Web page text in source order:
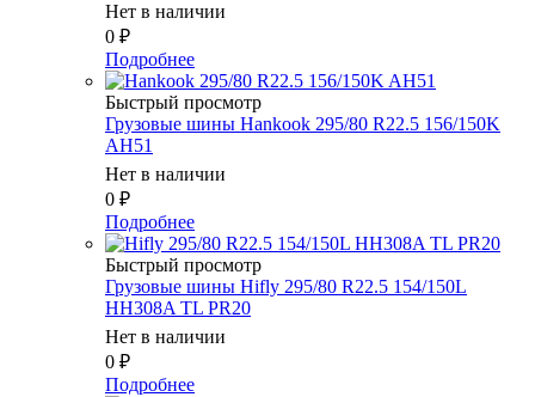
Нет в наличии
0 ₽
Подробнее
Быстрый просмотр
Грузовые шины Hankook 295/80 R22.5 156/150K
AH51
Нет в наличии
0 ₽
Подробнее
Быстрый просмотр
Грузовые шины Hifly 295/80 R22.5 154/150L
HH308A TL PR20
Нет в наличии
0 ₽
Подробнее